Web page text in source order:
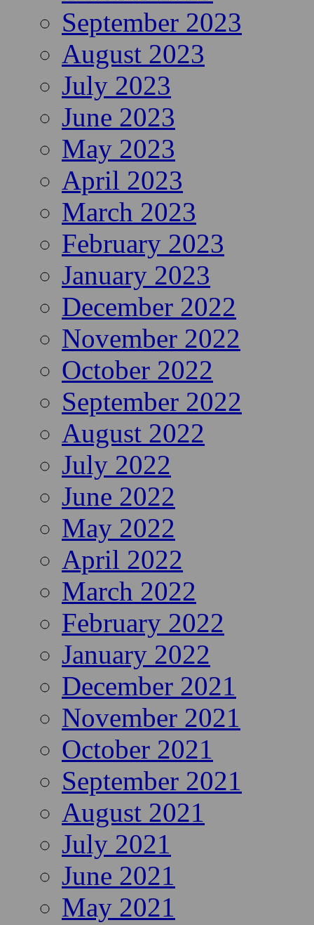
September 2023
August 2023
July 2023
June 2023
May 2023
April 2023
March 2023
February 2023
January 2023
December 2022
November 2022
October 2022
September 2022
August 2022
July 2022
June 2022
May 2022
April 2022
March 2022
February 2022
January 2022
December 2021
November 2021
October 2021
September 2021
August 2021
July 2021
June 2021
May 2021